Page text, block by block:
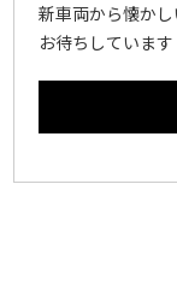
新車両から懐か
お待ちしています